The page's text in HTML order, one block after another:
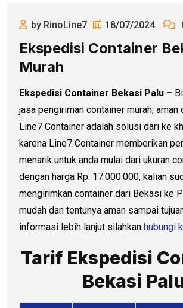
by RinoLine7 18/07/2024
Ekspedisi Container
Murah
Ekspedisi Container Bekasi Palu –
jasa pengiriman container murah, aman
Line7 Container adalah solusi dari ke
karena Line7 Container memberikan
menarik untuk anda mulai dari ukuran
dengan harga Rp. 17.000.000, kalian
mengirimkan container dari Bekasi ke
mudah dan tentunya aman sampai
informasi lebih lanjut silahkan hubungi
Tarif Ekspedisi
Bekasi